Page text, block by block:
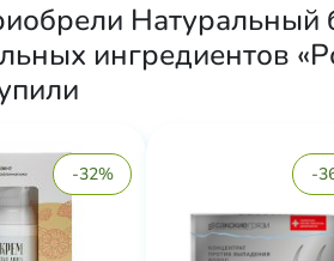
Натуральный
ингредиентов
-32% -